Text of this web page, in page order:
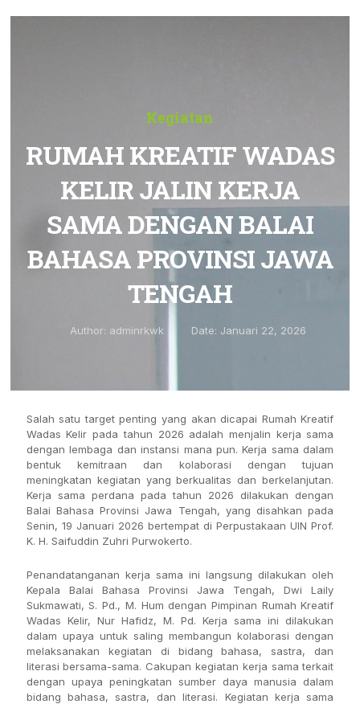
Kegiatan
RUMAH KREATIF WADAS
KELIR JALIN KERJA
SAMA DENGAN BALAI
BAHASA PROVINSI JAWA
TENGAH
Author: adminrkwk Date: Januari 22, 2026
Salah satu target penting yang akan dicapai Rumah Kreatif
Wadas Kelir pada tahun 2026 adalah menjalin kerja sama
dengan lembaga dan instansi mana pun. Kerja sama dalam
bentuk kemitraan dan kolaborasi dengan tujuan
meningkatan kegiatan yang berkualitas dan berkelanjutan.
Kerja sama perdana pada tahun 2026 dilakukan dengan
Balai Bahasa Provinsi Jawa Tengah, yang disahkan pada
Senin, 19 Januari 2026 bertempat di Perpustakaan UIN Prof.
K. H. Saifuddin Zuhri Purwokerto.
Penandatanganan kerja sama ini langsung dilakukan oleh
Kepala Balai Bahasa Provinsi Jawa Tengah, Dwi Laily
Sukmawati, S. Pd., M. Hum dengan Pimpinan Rumah Kreatif
Wadas Kelir, Nur Hafidz, M. Pd. Kerja sama ini dilakukan
dalam upaya untuk saling membangun kolaborasi dengan
melaksanakan kegiatan di bidang bahasa, sastra, dan
literasi bersama-sama. Cakupan kegiatan kerja sama terkait
dengan upaya peningkatan sumber daya manusia dalam
bidang bahasa, sastra, dan literasi. Kegiatan kerja sama